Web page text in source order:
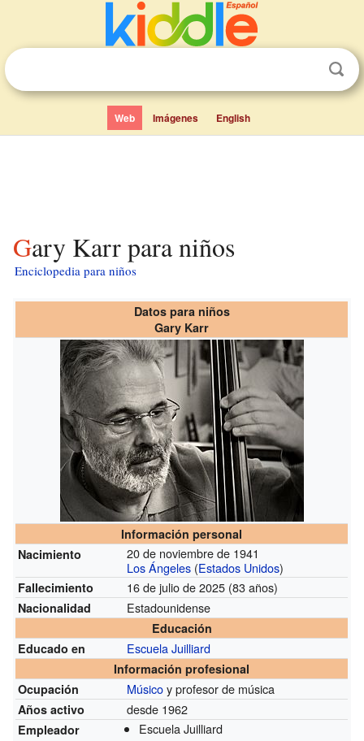
Web Imágenes English
Gary Karr para niños
Enciclopedia para niños
Datos para niños
Gary Karr
Información personal
Nacimiento
20 de noviembre de 1941
Los Ángeles (Estados Unidos)
Fallecimiento 16 de julio de 2025 (83 años)
Nacionalidad Estadounidense
Educación
Educado en
Escuela Juilliard
Información profesional
Ocupación
Músicoy profesor de música
Años activo desde 1962
Empleador
Escuela Juilliard